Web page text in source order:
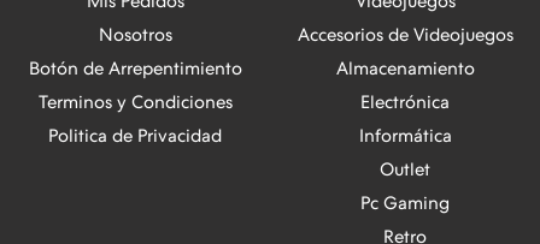
Nosotros
Botón de Arrepentimiento
Terminos y Condiciones
Politica de Privacidad
Accesorios de Videojuegos
Almacenamiento
Electrónica
Informática
Outlet
Pc Gaming
Retro